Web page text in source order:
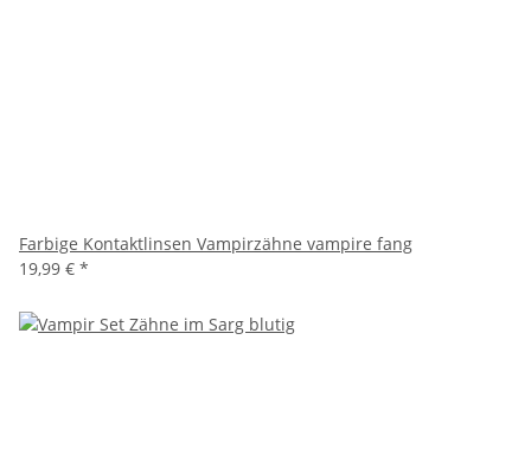
Farbige Kontaktlinsen Vampirzähne vampire fang
19,99 € *